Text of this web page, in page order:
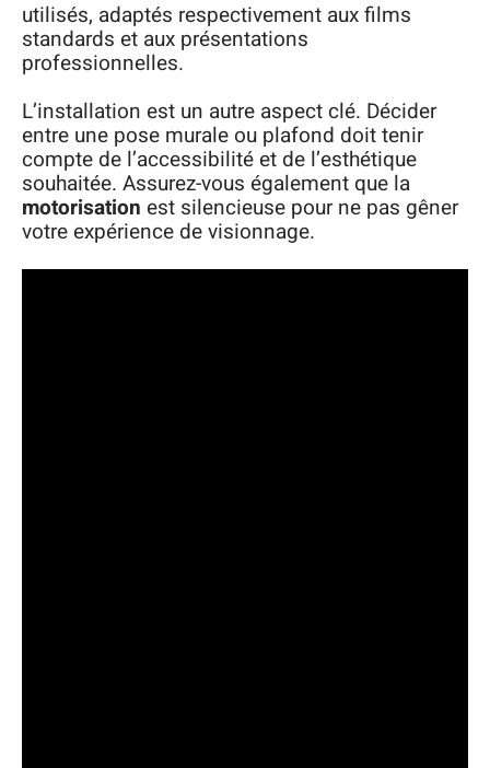
utilisés, adaptés respectivement aux films
standards et aux présentations
professionnelles.
L’installation est un autre aspect clé. Décider
entre une pose murale ou plafond doit tenir
compte de l’accessibilité et de l’esthétique
souhaitée. Assurez-vous également que la
motorisation est silencieuse pour ne pas gêner
votre expérience de visionnage.